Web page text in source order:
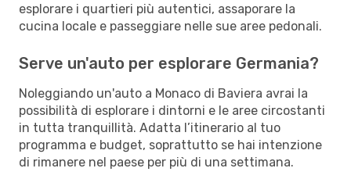
esplorare i quartieri più autentici, assaporare la
cucina locale e passeggiare nelle sue aree pedonali.
Serve un'auto per esplorare Germania?
Noleggiando un'auto a Monaco di Baviera avrai la
possibilità di esplorare i dintorni e le aree circostanti
in tutta tranquillità. Adatta l’itinerario al tuo
programma e budget, soprattutto se hai intenzione
di rimanere nel paese per più di una settimana.